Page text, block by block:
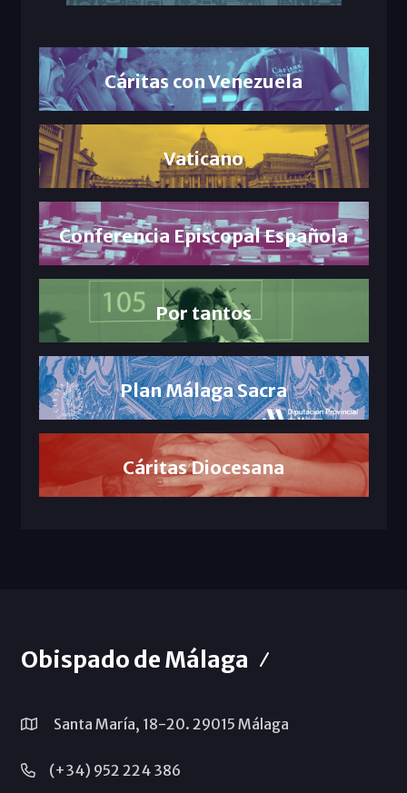
Cáritas con Venezuela
Vaticano
Conferencia Episcopal Española
Por tantos
Plan Málaga Sacra
Cáritas Diocesana
Obispado de Málaga
Santa María, 18-20. 29015 Málaga
(+34) 952 224 386